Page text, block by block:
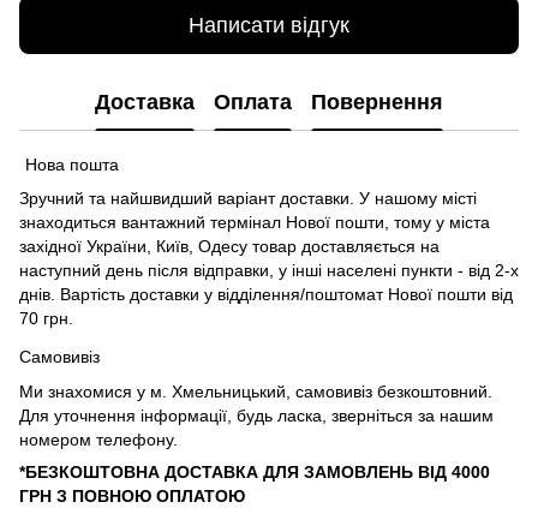
Написати відгук
Доставка Оплата Повернення
Нова пошта
Зручний та найшвидший варіант доставки. У нашому місті
знаходиться вантажний термінал Нової пошти, тому у міста
західної України, Київ, Одесу товар доставляється на
наступний день після відправки, у інші населені пункти - від 2-х
днів. Вартість доставки у відділення/поштомат Нової пошти від
70 грн.
Самовивіз
Ми знахомися у м. Хмельницький, самовивіз безкоштовний.
Для уточнення інформації, будь ласка, зверніться за нашим
номером телефону.
*БЕЗКОШТОВНА ДОСТАВКА ДЛЯ ЗАМОВЛЕНЬ ВІД 4000
ГРН З ПОВНОЮ ОПЛАТОЮ